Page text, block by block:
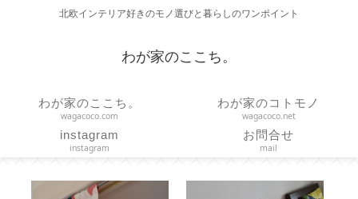
北欧インテリア好きのモノ選びと暮らしのワンポイント
わが家のここち。
わが家のここち。
wagacoco.com
わが家のコトモノ
wagacoco.net
instagram
instagram
お問合せ
mail